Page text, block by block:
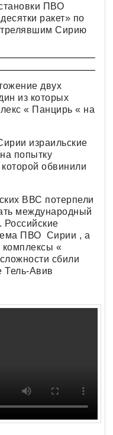
ПВО
ракет» по
Сирию
двух
из которых
« Панцирь « на
израильские
попытку
обвинили
ВВС потерпели
международный
ПВО Сирии , а
«
сбили
Тель-Авив